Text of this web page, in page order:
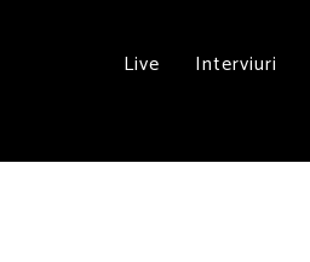
Live Interviuri